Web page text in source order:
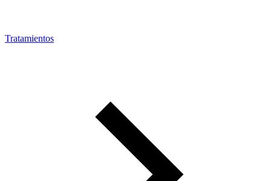
Tratamientos